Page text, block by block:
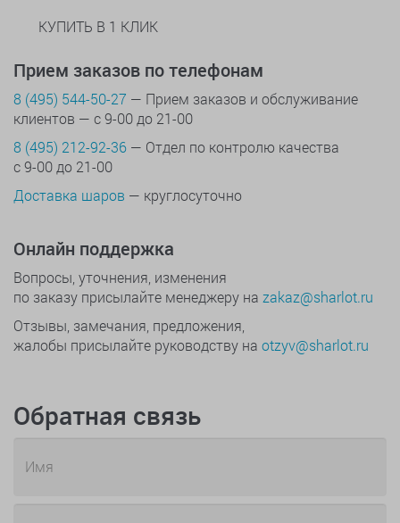
КУПИТЬ В 1 КЛИК
Прием заказов по телефонам
8 (495) 544-50-27 — Прием заказов и обслуживание
клиентов — с 9-00 до 21-00
8 (495) 212-92-36 — Отдел по контролю качества
с 9-00 до 21-00
Доставка шаров — круглосуточно
Онлайн поддержка
Вопросы, уточнения, изменения
по заказу присылайте менеджеру на zakaz@sharlot.ru
Отзывы, замечания, предложения,
жалобы присылайте руководству на otzyv@sharlot.ru
Обратная связь